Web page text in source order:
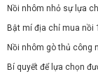
Nồi nhôm nhỏ sự lựa
Bật mí địa chỉ mua nồi
Nồi nhôm gò thủ công
Bí quyết để lựa chọn